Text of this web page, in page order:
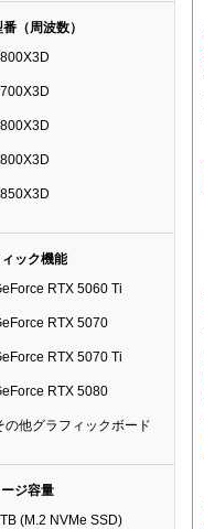
（周波数）
ック機能
RTX 5060 Ti
RTX 5070
RTX 5070 Ti
RTX 5080
の他グラフィックボード
ジ容量
(M.2 NVMe SSD)